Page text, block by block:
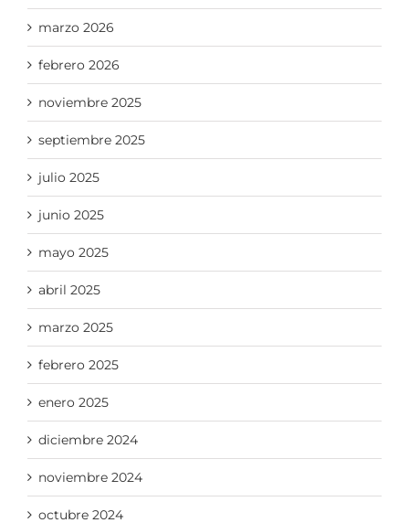
marzo 2026
febrero 2026
noviembre 2025
septiembre 2025
julio 2025
junio 2025
mayo 2025
abril 2025
marzo 2025
febrero 2025
enero 2025
diciembre 2024
noviembre 2024
octubre 2024